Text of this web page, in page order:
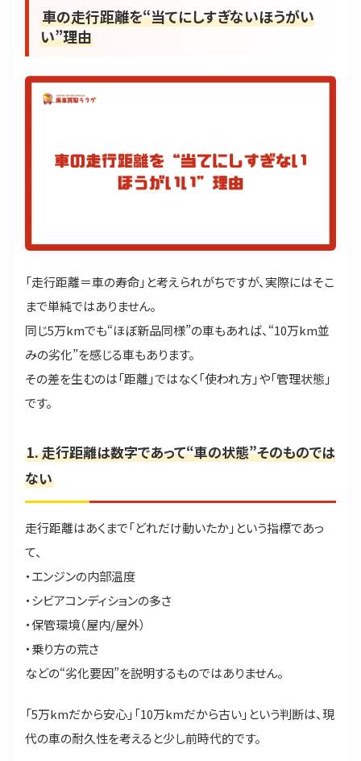
車の走行距離を“当てにしすぎないほうがい
い”理由
「走行距離＝車の寿命」と考えられがちですが、実際にはそこ
まで単純ではありません。
同じ5万kmでも“ほぼ新品同様”の車もあれば、“10万km並
みの劣化”を感じる車もあります。
その差を生むのは「距離」ではなく「使われ方」や「管理状態」
です。
1. 走行距離は数字であって“車の状態”そのものでは
ない
走行距離はあくまで「どれだけ動いたか」という指標であっ
て、
・エンジンの内部温度
・シビアコンディションの多さ
・保管環境（屋内/屋外）
・乗り方の荒さ
などの“劣化要因”を説明するものではありません。
「5万kmだから安心」「10万kmだから古い」という判断は、現
代の車の耐久性を考えると少し前時代的です。